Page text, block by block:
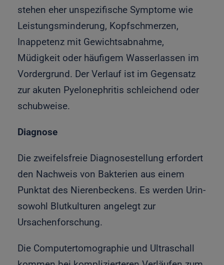
stehen eher unspezifische Symptome wie
Leistungsminderung, Kopfschmerzen,
Inappetenz mit Gewichtsabnahme,
Müdigkeit oder häufigem Wasserlassen im
Vordergrund. Der Verlauf ist im Gegensatz
zur akuten Pyelonephritis schleichend oder
schubweise.
Diagnose
Die zweifelsfreie Diagnosestellung erfordert
den Nachweis von Bakterien aus einem
Punktat des Nierenbeckens. Es werden Urin-
sowohl Blutkulturen angelegt zur
Ursachenforschung.
Die Computertomographie und Ultraschall